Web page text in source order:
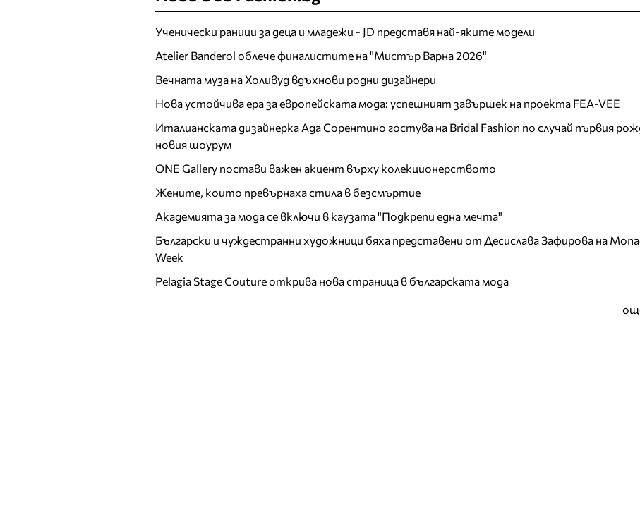
Ученически раници за деца и младежи - JD представя най-яките модели
Atelier Banderol облече финалистите на "Мистър Варна 2026"
Вечната муза на Холивуд вдъхнови родни дизайнери
Нова устойчива ера за европейската мода: успешният завършек на проекта FEA-VEE
Италианската дизайнерка Ада Сорентино гостува на Bridal Fashion по случай първия
новия шоурум
ONE Gallery постави важен акцент върху колекционерството
Жените, които превърнаха стила в безсмъртие
Академията за мода се включи в каузата "Подкрепи една мечта"
Български и чуждестранни художници бяха представени от Десислава Зафирова на
Week
Pelagia Stage Couture открива нова страница в българската мода